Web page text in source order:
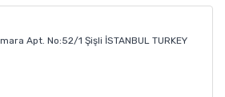
Apt. No:52/1 Şişli İSTANBUL TURKEY